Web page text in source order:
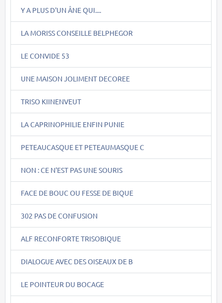
Y A PLUS D'UN ÂNE QUI....
LA MORISS CONSEILLE BELPHEGOR
LE CONVIDE 53
UNE MAISON JOLIMENT DECOREE
TRISO KIINENVEUT
LA CAPRINOPHILIE ENFIN PUNIE
PETEAUCASQUE ET PETEAUMASQUE C
NON : CE N'EST PAS UNE SOURIS
FACE DE BOUC OU FESSE DE BIQUE
302 PAS DE CONFUSION
ALF RECONFORTE TRISOBIQUE
DIALOGUE AVEC DES OISEAUX DE B
LE POINTEUR DU BOCAGE